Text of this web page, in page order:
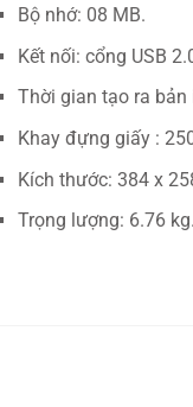
Bộ nhớ: 08 MB.
Kết nối: cổng USB
Thời gian tạo ra bản
Khay đựng giấy :
Kích thước: 384 x
Trọng lượng: 6.76 kg.